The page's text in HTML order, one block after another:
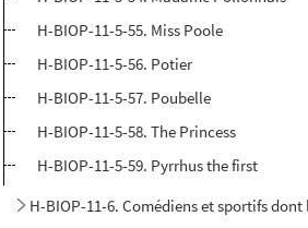
H-BIOP-11-5-55. Miss Poole
H-BIOP-11-5-56. Potier
H-BIOP-11-5-57. Poubelle
H-BIOP-11-5-58. The Princess
H-BIOP-11-5-59. Pyrrhus the first
H-BIOP-11-6. Comédiens et sportifs